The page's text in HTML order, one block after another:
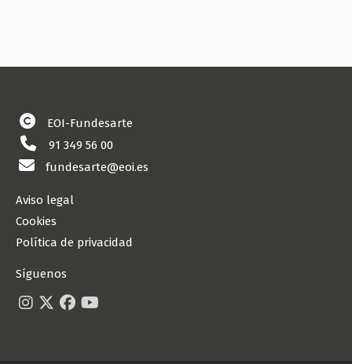
EOI-Fundesarte
91 349 56 00
fundesarte@eoi.es
Aviso legal
Cookies
Política de privacidad
Síguenos